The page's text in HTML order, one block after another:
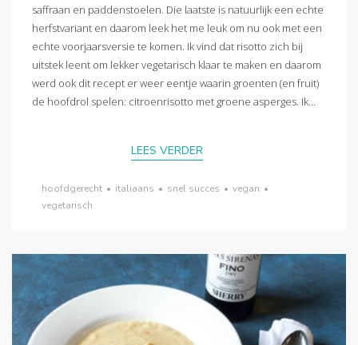
saffraan en paddenstoelen. Die laatste is natuurlijk een echte
herfstvariant en daarom leek het me leuk om nu ook met een
echte voorjaarsversie te komen. Ik vind dat risotto zich bij
uitstek leent om lekker vegetarisch klaar te maken en daarom
werd ook dit recept er weer eentje waarin groenten (en fruit)
de hoofdrol spelen: citroenrisotto met groene asperges. Ik...
LEES VERDER
hoofdgerecht • italiaans • snel succes • vegan •
vegetarisch